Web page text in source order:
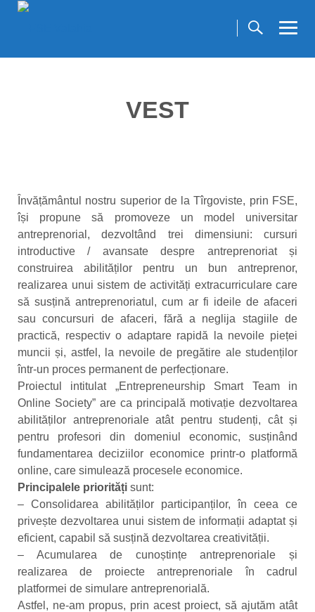
Skip
VEST
Învățământul nostru superior de la Tîrgoviste, prin FSE,
își propune să promoveze un model universitar
antreprenorial, dezvoltând trei dimensiuni: cursuri
introductive / avansate despre antreprenoriat și
construirea abilităților pentru un bun antreprenor,
realizarea unui sistem de activități extracurriculare care
să susțină antreprenoriatul, cum ar fi ideile de afaceri
sau concursuri de afaceri, fără a neglija stagiile de
practică, respectiv o adaptare rapidă la nevoile pieței
muncii și, astfel, la nevoile de pregătire ale studenților
într-un proces permanent de perfecționare.
Proiectul intitulat „Entrepreneurship Smart Team in
Online Society” are ca principală motivație dezvoltarea
abilităților antreprenoriale atât pentru studenți, cât și
pentru profesori din domeniul economic, susținând
fundamentarea deciziilor economice printr-o platformă
online, care simulează procesele economice.
Principalele priorități sunt:
– Consolidarea abilităților participanților, în ceea ce
privește dezvoltarea unui sistem de informații adaptat și
eficient, capabil să susțină dezvoltarea creativității.
– Acumularea de cunoștințe antreprenoriale și
realizarea de proiecte antreprenoriale în cadrul
platformei de simulare antreprenorială.
Astfel, ne-am propus, prin acest proiect, să ajutăm atât